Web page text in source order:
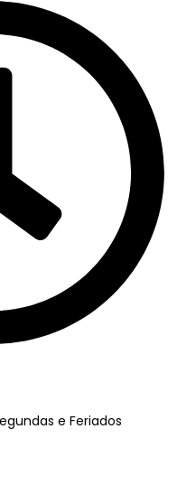
e Feriados